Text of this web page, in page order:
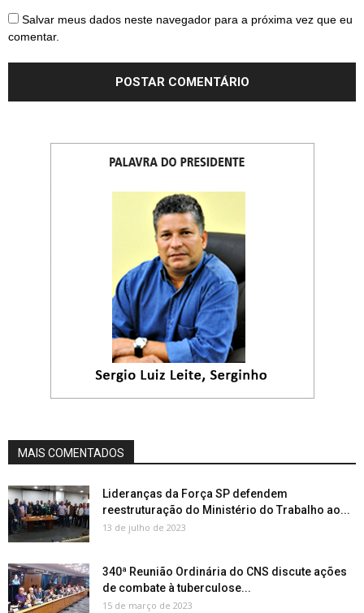
Salvar meus dados neste navegador para a próxima vez que eu
comentar.
MAIS COMENTADOS
Lideranças da Força SP defendem
reestruturação do Ministério do Trabalho ao...
13 de julho de 2023
340ª Reunião Ordinária do CNS discute ações
de combate à tuberculose...
15 de março de 2023